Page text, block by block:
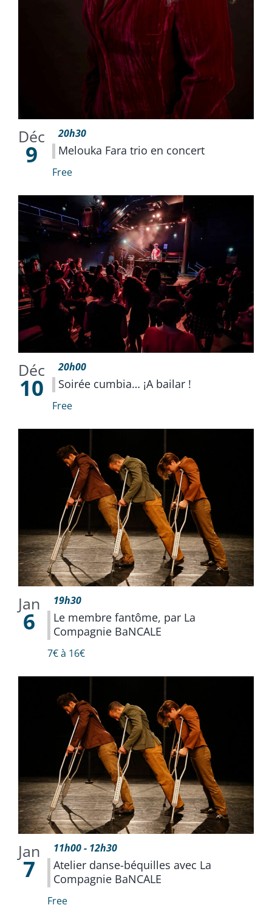
Déc
9
20h30
Melouka Fara trio en concert
Free
Déc
10
20h00
Soirée cumbia… ¡A bailar !
Free
Jan
6
19h30
Le membre fantôme, par La
Compagnie BaNCALE
7€ à 16€
Jan
7
11h00- 12h30
Atelier danse-béquilles avec La
Compagnie BaNCALE
Free